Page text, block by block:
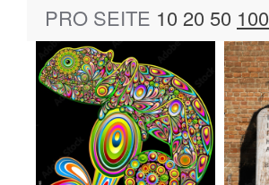
PRO SEITE 10 20 50 100